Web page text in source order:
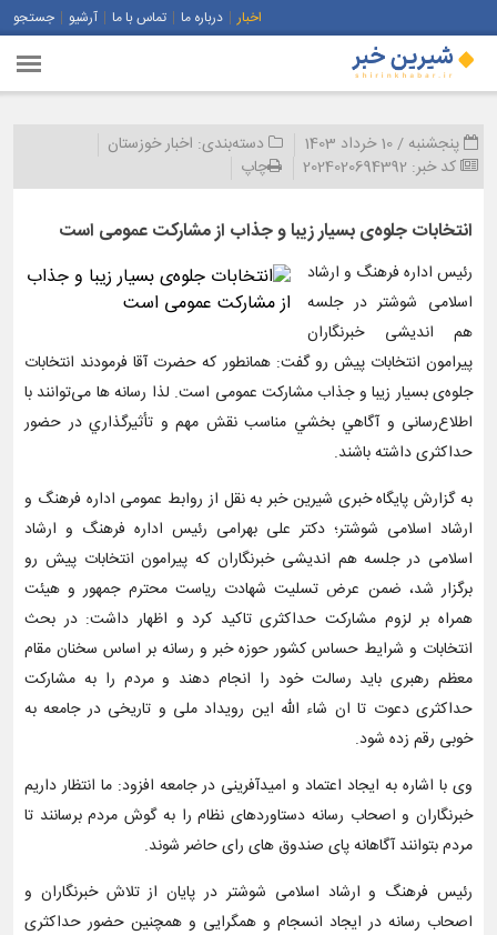
اخبار درباره ما تماس با ما آرشیو جستجو
پنجشنبه / 10 خرداد 1403 دسته‌بندی: اخبار خوزستان
کد خبر: 2024020694392 چاپ
انتخابات جلوه‌ی بسیار زیبا و جذاب از مشارکت عمومی است
رئیس اداره فرهنگ و ارشاد
اسلامی شوشتر در جلسه
هم اندیشی خبرنگاران
پیرامون انتخابات پیش رو گفت: همانطور که حضرت آقا فرمودند انتخابات
جلوه‌ی بسیار زیبا و جذاب مشارکت عمومی است. لذا رسانه ها می‌توانند با
اطلاع‌رسانی و آگاهي بخشي مناسب نقش مهم و تأثيرگذاري در حضور
حداکثری داشته باشند.
به گزارش پایگاه خبری شیرین خبر به نقل از روابط عمومی اداره فرهنگ و
ارشاد اسلامی شوشتر؛ دکتر علی بهرامی رئیس اداره فرهنگ و ارشاد
اسلامی در جلسه هم اندیشی خبرنگاران که پیرامون انتخابات پیش رو
برگزار شد، ضمن عرض تسلیت شهادت ریاست محترم جمهور و هیئت
همراه بر لزوم مشارکت حداکثری تاکید کرد و اظهار داشت: در بحث
انتخابات و شرایط حساس کشور حوزه خبر و رسانه بر اساس سخنان مقام
معظم رهبری باید رسالت خود را انجام دهند و مردم را به مشارکت
حداکثری دعوت تا ان شاء الله این رویداد ملی و تاریخی در جامعه به
خوبی رقم زده شود.
وی با اشاره به ایجاد اعتماد و امیدآفرینی در جامعه افزود: ما انتظار داریم
خبرنگاران و اصحاب رسانه دستاوردهای نظام را به گوش مردم برسانند تا
مردم بتوانند آگاهانه پای صندوق های رای حاضر شوند.
رئیس فرهنگ و ارشاد اسلامی شوشتر در پایان از تلاش خبرنگاران و
اصحاب رسانه در ایجاد انسجام و همگرایی و همچنین حضور حداکثری